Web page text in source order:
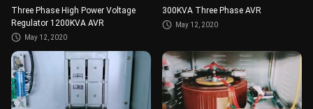
Three Phase High Power Voltage
Regulator 1200KVA AVR
May 12, 2020
300KVA Three Phase AVR
May 12, 2020